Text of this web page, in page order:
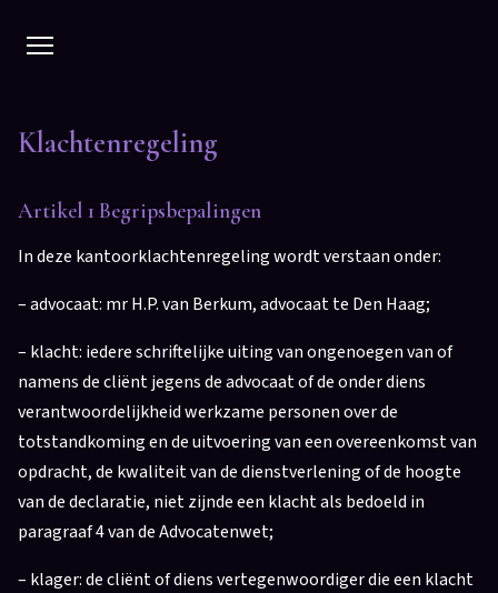
Klachtenregeling
Artikel 1 Begripsbepalingen
In deze kantoorklachtenregeling wordt verstaan onder:
– advocaat: mr H.P. van Berkum, advocaat te Den Haag;
– klacht: iedere schriftelijke uiting van ongenoegen van of
namens de cliënt jegens de advocaat of de onder diens
verantwoordelijkheid werkzame personen over de
totstandkoming en de uitvoering van een overeenkomst van
opdracht, de kwaliteit van de dienstverlening of de hoogte
van de declaratie, niet zijnde een klacht als bedoeld in
paragraaf 4 van de Advocatenwet;
– klager: de cliënt of diens vertegenwoordiger die een klacht